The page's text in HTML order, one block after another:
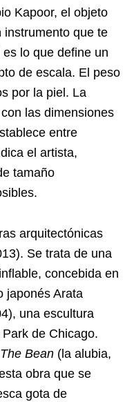
Kapoor, el objeto
instrumento que te
lo que define un
de escala. El peso
por la piel. La
las dimensiones
entre
el artista,
tamaño
arquitectónicas
Se trata de una
concebida en
japonés Arata
una escultura
de Chicago.
The Bean (la alubia,
obra que se
gota de